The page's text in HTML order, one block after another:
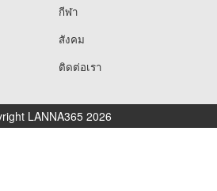
กีฬา
สังคม
ติดต่อเรา
LANNA365 2026